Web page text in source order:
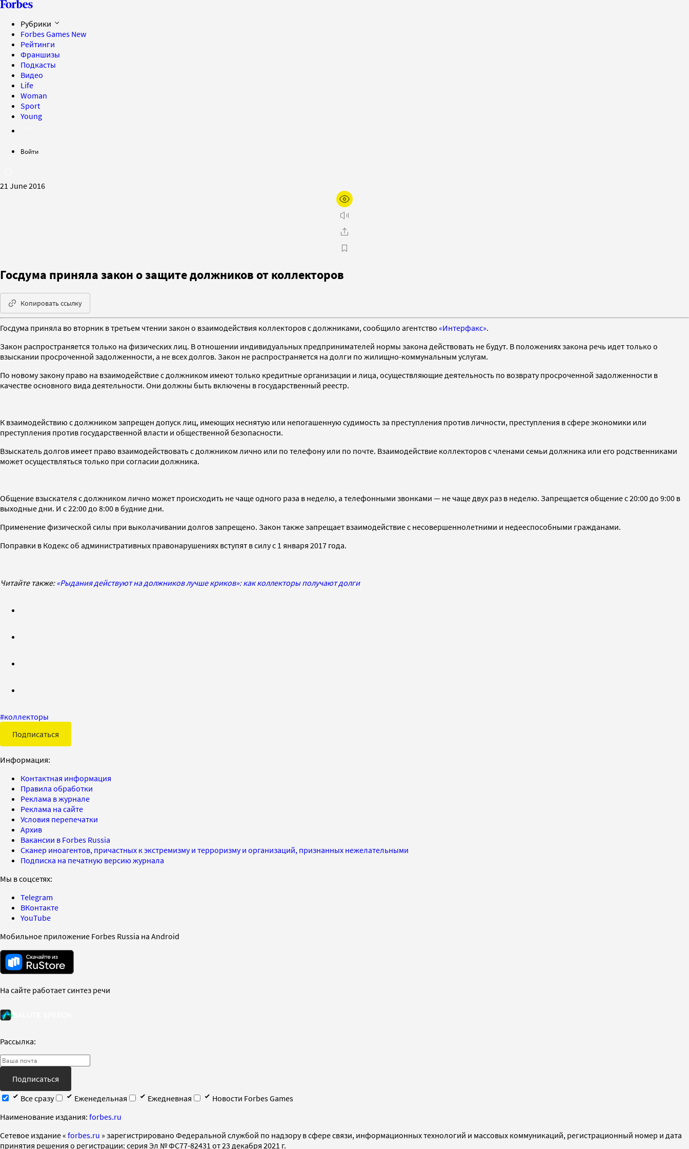
Рубрики
Forbes Games New
Рейтинги
Франшизы
Подкасты
Видео
Life
Woman
Sport
Young
Войти
21 June 2016
Госдума приняла закон о защите должников от коллекторов
Копировать ссылку
Госдума приняла во вторник в третьем чтении закон о взаимодействия коллекторов с должниками, сообщило агентство «Интерфакс».
Закон распространяется только на физических лиц. В отношении индивидуальных предпринимателей нормы закона действовать не будут. В положениях закона речь идет только о
взыскании просроченной задолженности, а не всех долгов. Закон не распространяется на долги по жилищно-коммунальным услугам.
По новому закону право на взаимодействие с должником имеют только кредитные организации и лица, осуществляющие деятельность по возврату просроченной задолженности в
качестве основного вида деятельности. Они должны быть включены в государственный реестр.
К взаимодействию с должником запрещен допуск лиц, имеющих неснятую или непогашенную судимость за преступления против личности, преступления в сфере экономики или
преступления против государственной власти и общественной безопасности.
Взыскатель долгов имеет право взаимодействовать с должником лично или по телефону или по почте. Взаимодействие коллекторов с членами семьи должника или его родственниками
может осуществляться только при согласии должника.
Общение взыскателя с должником лично может происходить не чаще одного раза в неделю, а телефонными звонками — не чаще двух раз в неделю. Запрещается общение с 20:00 до 9:00 в
выходные дни. И с 22:00 до 8:00 в будние дни.
Применение физической силы при выколачивании долгов запрещено. Закон также запрещает взаимодействие с несовершеннолетними и недееспособными гражданами.
Поправки в Кодекс об административных правонарушениях вступят в силу с 1 января 2017 года.
Читайте также:«Рыдания действуют на должников лучше криков»: как коллекторы получают долги
#коллекторы
Подписаться
Информация:
Контактная информация
Правила обработки
Реклама в журнале
Реклама на сайте
Условия перепечатки
Архив
Вакансии в Forbes Russia
Сканер иноагентов, причастных к экстремизму и терроризму и организаций, признанных нежелательными
Подписка на печатную версию журнала
Мы в соцсетях:
Telegram
ВКонтакте
YouTube
Мобильное приложение Forbes Russia на Android
На сайте работает синтез речи
Рассылка:
Подписаться
Все сразу
Еженедельная Ежедневная
Новости Forbes Games
Наименование издания: forbes.ru
Cетевое издание « forbes.ru » зарегистрировано Федеральной службой по надзору в сфере связи, информационных технологий и массовых коммуникаций, регистрационный номер и дата
принятия решения о регистрации: серия Эл № ФС77-82431 от 23 декабря 2021 г.